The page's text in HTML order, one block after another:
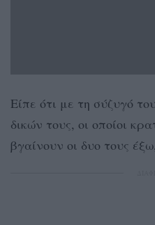
Είπε ότι με τη σύζυγό
δικών τους, οι οποίοι
βγαίνουν οι δυο τους